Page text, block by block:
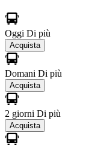
Oggi Di più
Acquista
Domani Di più
Acquista
2 giorni Di più
Acquista